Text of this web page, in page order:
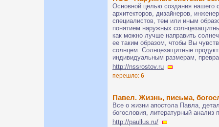
Основной целью создания нашего
архитекторов, дизайнеров,
специалистов, тем или иным
понятием наружных
как можно лучше направить
ее таким образом, чтобы Вы
солнцем. Солнцезащитные
индивидуальным размерам,
http://nssrostov.ru
перешло: 6
Павел. Жизнь, письма,
Все о жизни апостола Павла,
богословия, литературный анализ
http://paullus.ru/